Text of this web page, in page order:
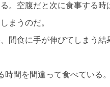
。空腹だと次に食事する
まうのだ。
間食に手が伸びてしまう結
時間を間違って食べている。